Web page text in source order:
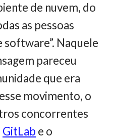
de nuvem, do
as pessoas
Naquele
pareceu
que era
movimento, o
concorrentes
GitLab e o